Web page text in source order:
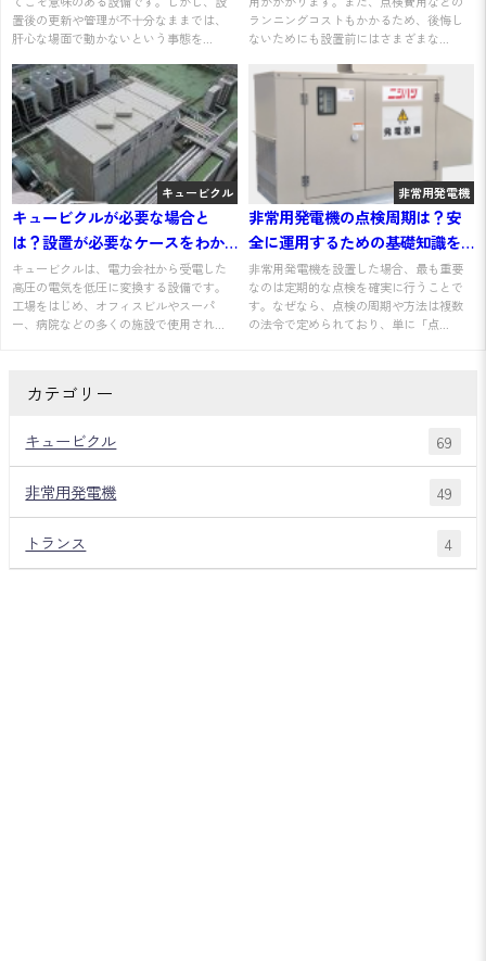
置後の更新や管理が不十分なままでは、
肝心な場面で動かないという事態を...
ランニングコストもかかるため、後悔し
ないためにも設置前にはさまざまな...
キュービクル
キュービクルが必要な場合と
は？設置が必要なケースをわか
りやすく解説
キュービクルは、電力会社から受電した
高圧の電気を低圧に変換する設備です。
工場をはじめ、オフィスビルやスーパ
ー、病院などの多くの施設で使用され...
非常用発電機
非常用発電機の点検周期は？安
全に運用するための基礎知識を
わかりやすく解説
非常用発電機を設置した場合、最も重要
なのは定期的な点検を確実に行うことで
す。なぜなら、点検の周期や方法は複数
の法令で定められており、単に「点...
カテゴリー
キュービクル 69
非常用発電機 49
トランス 4